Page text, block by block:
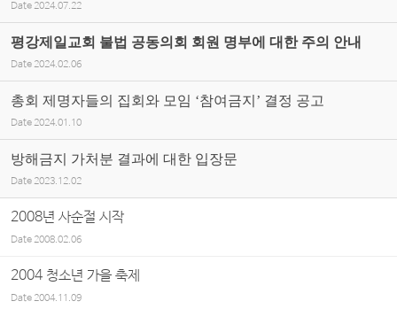
Date 2024.07.22
평강제일교회 불법 공동의회 회원 명부에 대한 주의 안내
Date 2024.02.06
총회 제명자들의 집회와 모임 ‘참여금지’ 결정 공고
Date 2024.01.10
방해금지 가처분 결과에 대한 입장문
Date 2023.12.02
2008년 사순절 시작
Date2008.02.06
2004 청소년 가을 축제
Date2004.11.09